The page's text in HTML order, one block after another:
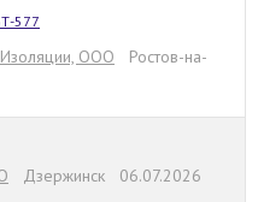
577
ООО Ростов-на-
Дзержинск 06.07.2026